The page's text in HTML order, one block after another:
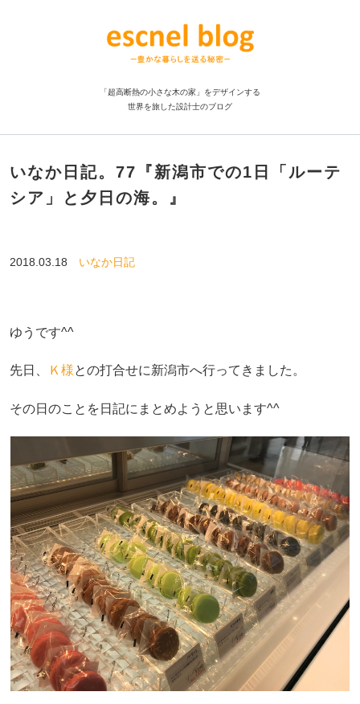
「超高断熱の小さな木の家」をデザインする
世界を旅した設計士のブログ
いなか日記。77『新潟市での1日「ルーテ
シア」と夕日の海。』
2018.03.18 いなか日記
ゆうです^^
先日、 Ｋ様との打合せに新潟市へ行ってきました。
その日のことを日記にまとめようと思います^^